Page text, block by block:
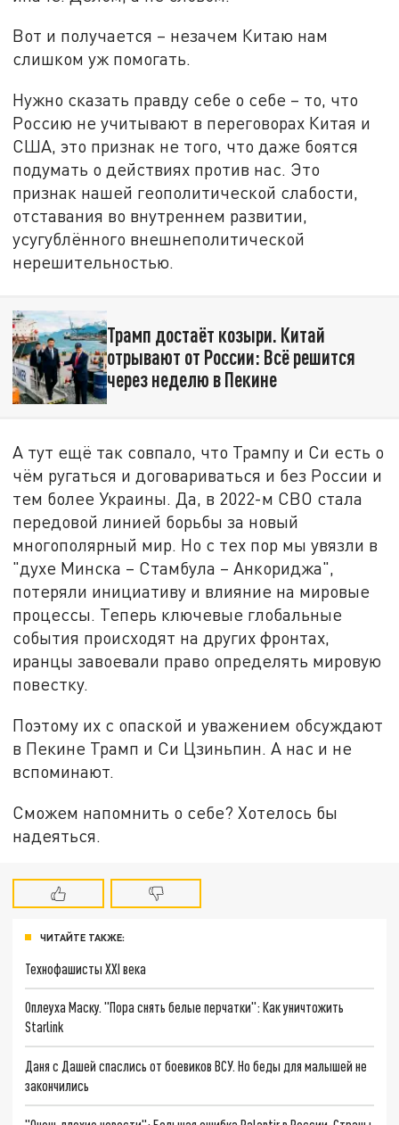
Вот и получается – незачем Китаю нам
слишком уж помогать.
Нужно сказать правду себе о себе – то, что
Россию не учитывают в переговорах Китая и
США, это признак не того, что даже боятся
подумать о действиях против нас. Это
признак нашей геополитической слабости,
отставания во внутреннем развитии,
усугублённого внешнеполитической
нерешительностью.
Трамп достаёт козыри. Китай
отрывают от России: Всё решится
через неделю в Пекине
А тут ещё так совпало, что Трампу и Си есть о
чём ругаться и договариваться и без России и
тем более Украины. Да, в 2022-м СВО стала
передовой линией борьбы за новый
многополярный мир. Но с тех пор мы увязли в
"духе Минска – Стамбула – Анкориджа",
потеряли инициативу и влияние на мировые
процессы. Теперь ключевые глобальные
события происходят на других фронтах,
иранцы завоевали право определять мировую
повестку.
Поэтому их с опаской и уважением обсуждают
в Пекине Трамп и Си Цзиньпин. А нас и не
вспоминают.
Сможем напомнить о себе? Хотелось бы
надеяться.
ЧИТАЙТЕ ТАКЖЕ:
Технофашисты XXI века
Оплеуха Маску. "Пора снять белые перчатки": Как уничтожить
Starlink
Даня с Дашей спаслись от боевиков ВСУ. Но беды для малышей не
закончились